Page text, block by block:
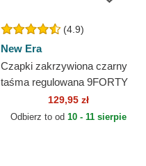
(4.9)
New Era
Czapki zakrzywiona czarny
taśma regulowana 9FORTY
The League Las Vegas
Raiders NFL New Era
129,95 zł
Odbierz to od 10 - 11 sierpie